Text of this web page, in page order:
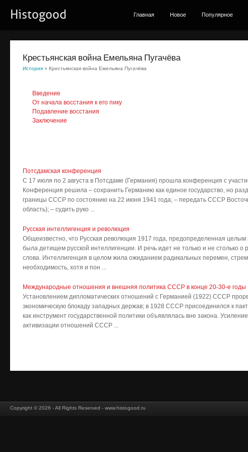
Histogood Главная Новое Популярное
Крестьянская война Емельяна Пугачёва
История » Крестьянская война Емельяна Пугачёва
Введение
От начала восстания к его пику
Подавление восстания
Заключение
Потсдамская конференция
С 17 июля по 2 августа в Потсдаме (Германия) прошла конференция с
Конференция решила – сохранить Германию как единое государство, но
границы СССР по состоянию на 22 июня 1941 года; – передать СССР
область); – судить руко ...
Русская интеллигенция и революция
Общеизвестно, что Русская революция 1917 года, предопределенная целым
была детищем русской интеллигенции. И речь идет не только и не столько о
слова. Интеллигенция в целом жила ожиданием радикальных перемен,
необходимость, хотя и пон ...
Международные отношения и внешняя политика СССР в конце 20-30-е годы
Установлением дипломатических отношений с Германией (1922) СССР
экономическую блокаду западных держав; в 1928 СССР присоединился к
как инструмент государственной политики объявлялась вне закона.
активизации отношений СССР ...
Copyright © 2026 - All Rights Reserved - www.histogood.ru